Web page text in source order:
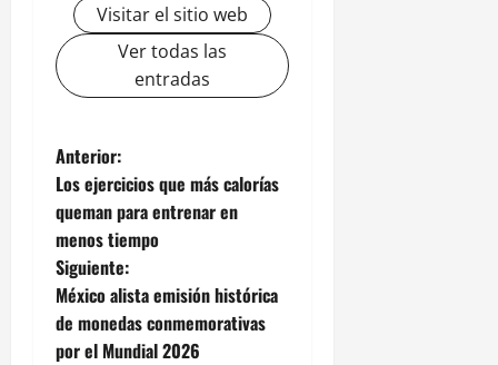
Visitar el sitio web
Ver todas las
entradas
N
a
v
e
g
Anterior:
Los ejercicios que más calorías
queman para entrenar en
menos tiempo
Siguiente:
México alista emisión histórica
de monedas conmemorativas
por el Mundial 2026